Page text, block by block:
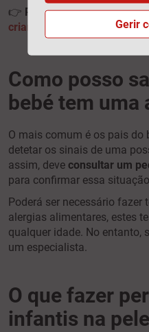
👉 Pode interessar-lhe:
crianças?
Como posso
bebé tem uma
O mais comum é os pais do
detetar os sinais de uma
assim, deve consultar um
para confirmar essa
Poderá ser necessário fazer
alergias alimentares, estes
qualquer idade. No entanto,
um especialista.
O que fazer
infantis na
Gerir